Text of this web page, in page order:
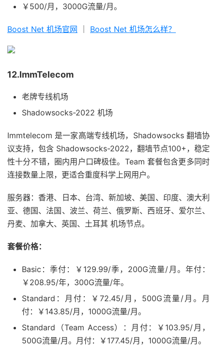
￥500/月，3000G流量/月。
Boost Net 机场官网 Boost Net 机场怎么样？
12.ImmTelecom
老牌专线机场
Shadowsocks-2022 机场
Immtelecom 是一家高端专线机场，Shadowsocks 翻墙协
议支持，包含 Shadowsocks-2022，翻墙节点100+，稳定
性十分不错，圈内用户口碑极佳。Team 套餐包含更多同时
连接数量上限，更适合重度科学上网用户。
服务器：香港、日本、台湾、新加坡、美国、印度、澳大利
亚、德国、法国、波兰、荷兰、俄罗斯、西班牙、爱尔兰、
丹麦、加拿大、英国、土耳其 机场节点。
套餐价格：
Basic：季付：￥129.99/季，200G流量/月。年付：
￥208.95/年，300G流量/年。
Standard：月付：￥72.45/月，500G流量/月。月
付：￥143.85/月，1000G流量/月。
Standard（Team Access）：月付：￥103.95/月，
500G流量/月。月付：￥177.45/月，1000G流量/月。